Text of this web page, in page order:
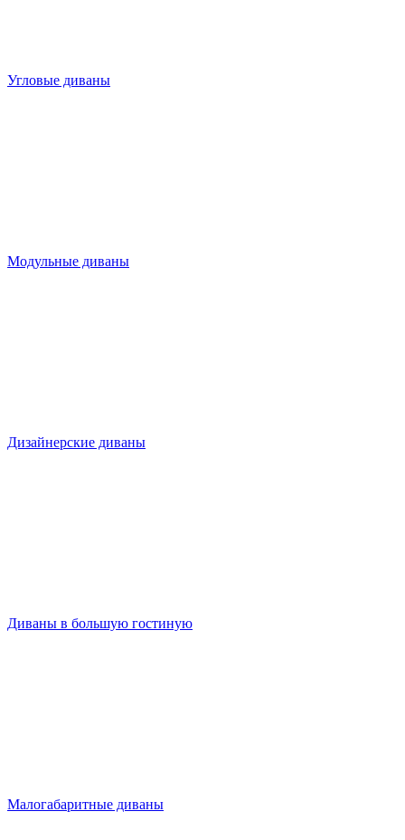
Угловые диваны
Модульные диваны
Дизайнерские диваны
Диваны в большую гостиную
Малогабаритные диваны